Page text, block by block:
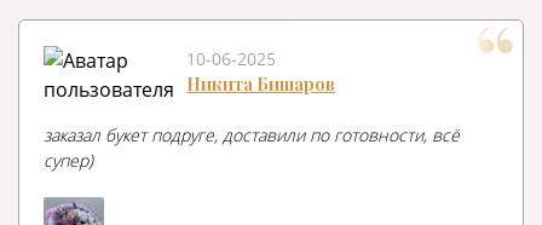
10-06-2025
Никита Бишаров
заказал букет подруге, доставили по готовности, всё
супер)